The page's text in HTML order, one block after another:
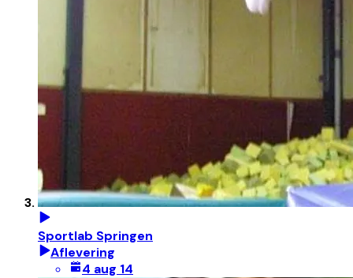
Sportlab Springen
Aflevering
4 aug 14